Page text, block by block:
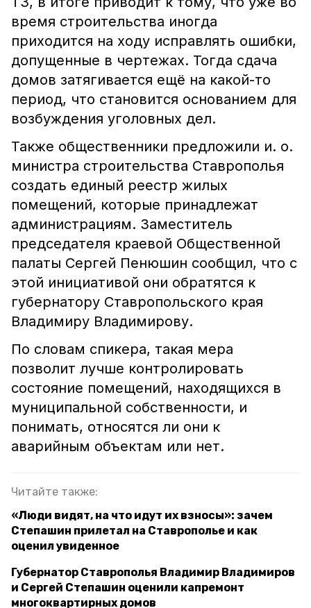
время строительства иногда
приходится на ходу исправлять ошибки,
допущенные в чертежах. Тогда сдача
домов затягивается ещё на какой-то
период, что становится основанием для
возбуждения уголовных дел.
Также общественники предложили и. о.
министра строительства Ставрополья
создать единый реестр жилых
помещений, которые принадлежат
администрациям. Заместитель
председателя краевой Общественной
палаты Сергей Пенюшин сообщил, что с
этой инициативой они обратятся к
губернатору Ставропольского края
Владимиру Владимирову.
По словам спикера, такая мера
позволит лучше контролировать
состояние помещений, находящихся в
муниципальной собственности, и
понимать, относятся ли они к
аварийным объектам или нет.
Читайте также:
«Люди видят, на что идут их взносы»: зачем
Степашин прилетал на Ставрополье и как
оценил увиденное
Губернатор Ставрополья Владимир Владимиров
и Сергей Степашин оценили капремонт
многоквартирных домов